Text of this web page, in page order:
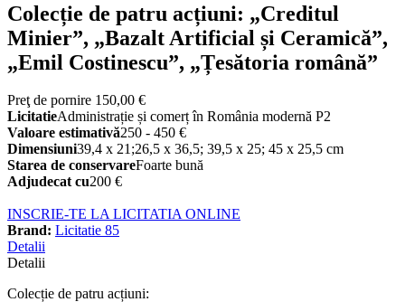
Colecție de patru acțiuni: „Creditul
Minier”, „Bazalt Artificial și Ceramică”,
„Emil Costinescu”, „Țesătoria română”
Preţ de pornire 150,00 €
LicitatieAdministrație și comerț în România modernă P2
Valoare estimativă250 - 450 €
Dimensiuni39,4 x 21;26,5 x 36,5; 39,5 x 25; 45 x 25,5 cm
Starea de conservareFoarte bună
Adjudecat cu200 €
INSCRIE-TE LA LICITATIA ONLINE
Brand: Licitatie 85
Detalii
Detalii
Colecție de patru acțiuni: